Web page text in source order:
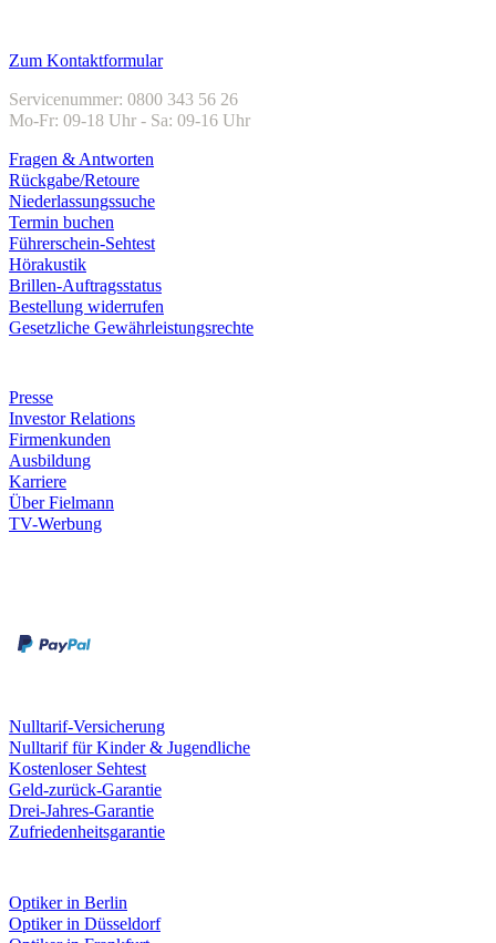
Zum Kontaktformular
Servicenummer: 0800 343 56 26
Mo-Fr: 09-18 Uhr - Sa: 09-16 Uhr
Fragen & Antworten
Rückgabe/Retoure
Niederlassungssuche
Termin buchen
Führerschein-Sehtest
Hörakustik
Brillen-Auftragsstatus
Bestellung widerrufen
Gesetzliche Gewährleistungsrechte
Presse
Investor Relations
Firmenkunden
Ausbildung
Karriere
Über Fielmann
TV-Werbung
Nulltarif-Versicherung
Nulltarif für Kinder & Jugendliche
Kostenloser Sehtest
Geld-zurück-Garantie
Drei-Jahres-Garantie
Zufriedenheitsgarantie
Optiker in Berlin
Optiker in Düsseldorf